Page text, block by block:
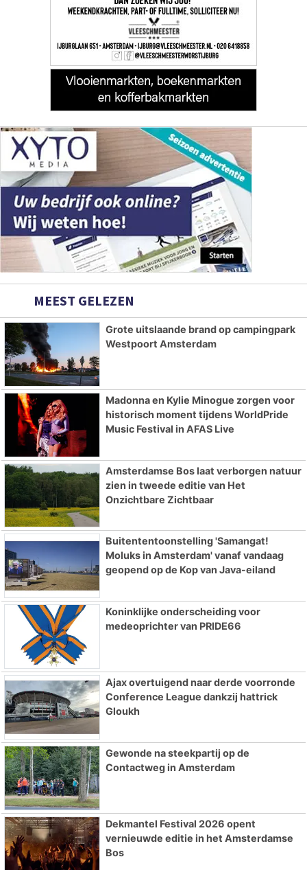
MEEST GELEZEN
Grote uitslaande brand op campingpark
Westpoort Amsterdam
Madonna en Kylie Minogue zorgen voor
historisch moment tijdens WorldPride
Music Festival in AFAS Live
Amsterdamse Bos laat verborgen natuur
zien in tweede editie van Het
Onzichtbare Zichtbaar
Buitententoonstelling 'Samangat!
Moluks in Amsterdam' vanaf vandaag
geopend op de Kop van Java-eiland
Koninklijke onderscheiding voor
medeoprichter van PRIDE66
Ajax overtuigend naar derde voorronde
Conference League dankzij hattrick
Gloukh
Gewonde na steekpartij op de
Contactweg in Amsterdam
Dekmantel Festival 2026 opent
vernieuwde editie in het Amsterdamse
Bos